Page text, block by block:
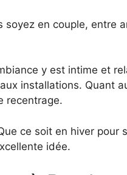
en couple, entre
y est intime et
installations. Quant
recentrage.
ce soit en hiver pour
idée.